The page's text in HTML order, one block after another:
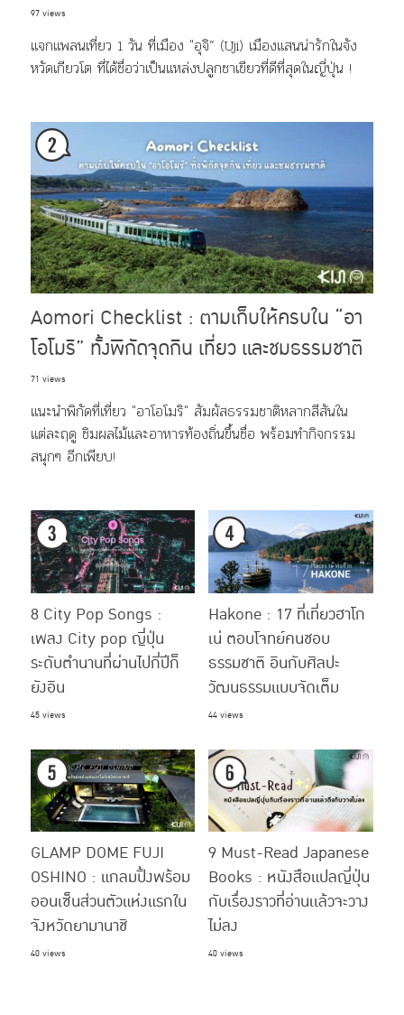
97 views
แจกแพลนเที่ยว 1 วัน ที่เมือง "อุจิ” (Uji) เมืองแสนน่ารักในจัง
หวัดเกียวโต ที่ได้ชื่อว่าเป็นแหล่งปลูกชาเขียวที่ดีที่สุดในญี่ปุ่น !
Aomori Checklist : ตามเก็บให้ครบใน “อา
โอโมริ” ทั้งพิกัดจุดกิน เที่ยว และชมธรรมชาติ
71 views
แนะนำพิกัดที่เที่ยว "อาโอโมริ" สัมผัสธรรมชาติหลากสีสันใน
แต่ละฤดู ชิมผลไม้และอาหารท้องถิ่นขึ้นชื่อ พร้อมทำกิจกรรม
สนุกๆ อีกเพียบ!
8 City Pop Songs :
เพลง City pop ญี่ปุ่น
ระดับตำนานที่ผ่านไปกี่ปีก็
ยังอิน
45 views
Hakone : 17 ที่เที่ยวฮาโก
เน่ ตอบโจทย์คนชอบ
ธรรมชาติ อินกับศิลปะ
วัฒนธรรมแบบจัดเต็ม
44 views
GLAMP DOME FUJI
OSHINO : แกลมปิ้งพร้อม
ออนเซ็นส่วนตัวแห่งแรกใน
จังหวัดยามานาชิ
40 views
9 Must-Read Japanese
Books : หนังสือแปลญี่ปุ่น
กับเรื่องราวที่อ่านเเล้วจะวาง
ไม่ลง
40 views